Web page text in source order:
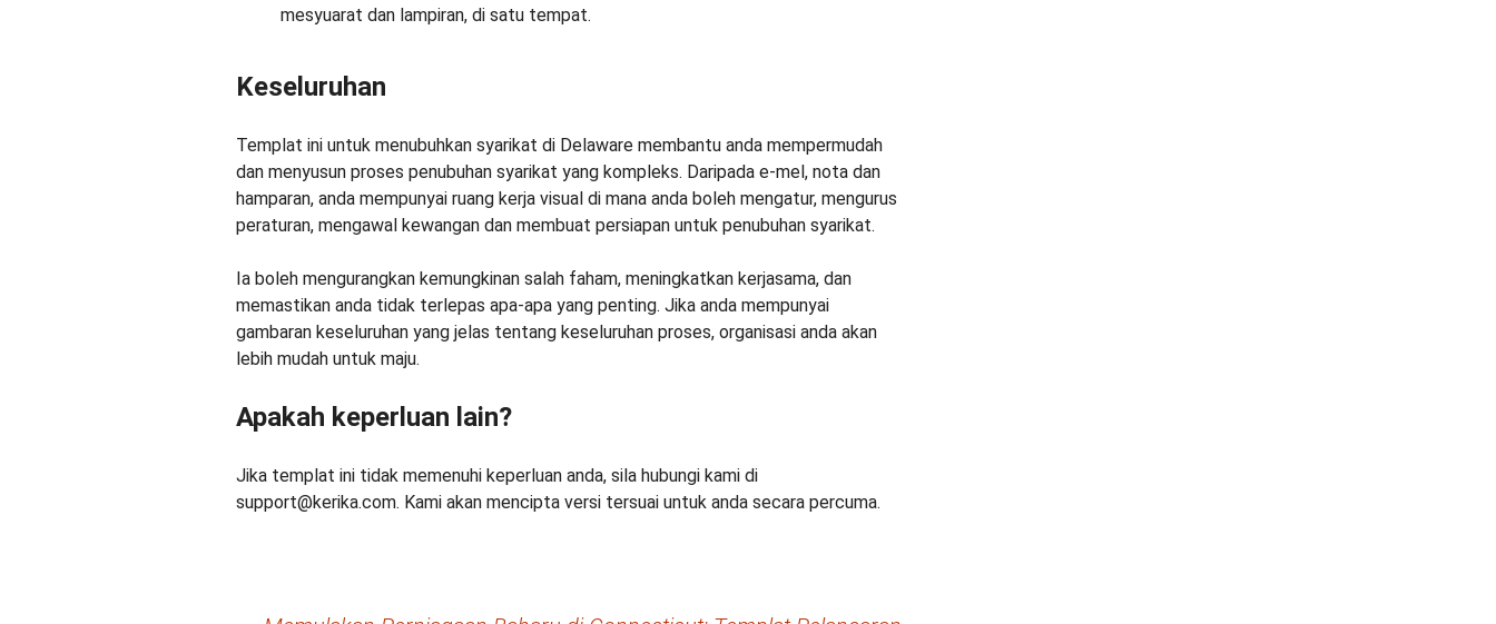
mesyuarat dan lampiran, di satu tempat.
Keseluruhan
Templat ini untuk menubuhkan syarikat di Delaware membantu anda mempermudah
dan menyusun proses penubuhan syarikat yang kompleks. Daripada e-mel, nota dan
hamparan, anda mempunyai ruang kerja visual di mana anda boleh mengatur, mengurus
peraturan, mengawal kewangan dan membuat persiapan untuk penubuhan syarikat.
Ia boleh mengurangkan kemungkinan salah faham, meningkatkan kerjasama, dan
memastikan anda tidak terlepas apa-apa yang penting. Jika anda mempunyai
gambaran keseluruhan yang jelas tentang keseluruhan proses, organisasi anda akan
lebih mudah untuk maju.
Apakah keperluan lain?
Jika templat ini tidak memenuhi keperluan anda, sila hubungi kami di
support@kerika.com. Kami akan mencipta versi tersuai untuk anda secara percuma.